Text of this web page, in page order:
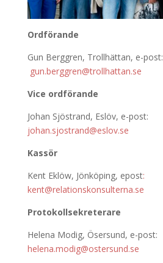
Ordförande
Gun Berggren, Trollhättan, e-post:
gun.berggren@trollhattan.se
Vice ordförande
Johan Sjöstrand, Eslöv, e-post:
johan.sjostrand@eslov.se
Kassör
Kent Eklöw, Jönköping, epost:
kent@relationskonsulterna.se
Protokollsekreterare
Helena Modig, Ösersund, e-post:
helena.modig@ostersund.se